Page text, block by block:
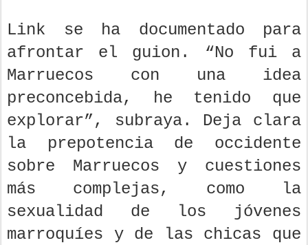
Link se ha documentado para
afrontar el guion. “No fui a
Marruecos con una idea
preconcebida, he tenido que
explorar”, subraya. Deja clara
la prepotencia de occidente
sobre Marruecos y cuestiones
más complejas, como la
sexualidad de los jóvenes
marroquíes y de las chicas que